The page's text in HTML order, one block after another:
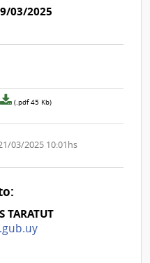
03/2025
Archivo
de
aclaración
0
(.pdf 45 Kb)
03/2025 10:01hs
TARATUT